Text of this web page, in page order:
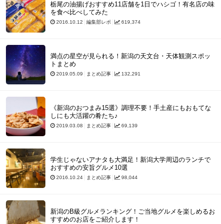
栃尾の油揚げおすすめ11店舗を1日でハシゴ！有名店の味
を食べ比べしてみた
2016.10.12 編集部レポ 619,374
満点の星空が見られる！新潟の天文台・天体観測スポッ
トまとめ
2019.05.09 まとめ記事 132,291
《新潟のおつまみ15選》調理不要！手土産にもおもてな
しにも大活躍の肴たち♪
2019.03.08 まとめ記事 69,139
学生じゃないアナタも大満足！新潟大学周辺のランチで
おすすめの安旨グルメ10選
2016.10.24 まとめ記事 98,044
新潟のB級グルメランキング！ご当地グルメを楽しめるお
すすめのお店をご紹介します！